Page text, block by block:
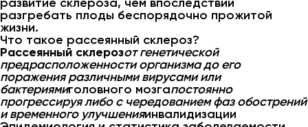
разгребать плоды беспорядочно прожитой
жизни.
Что такое рассеянный склероз?
Рассеянный склерозот генетической
предрасположенности организма до его
поражения различными вирусами или
бактериямиголовного мозгапостоянно
прогрессируя либо с чередованием фаз обострений
и временного улучшенияинвалидизации